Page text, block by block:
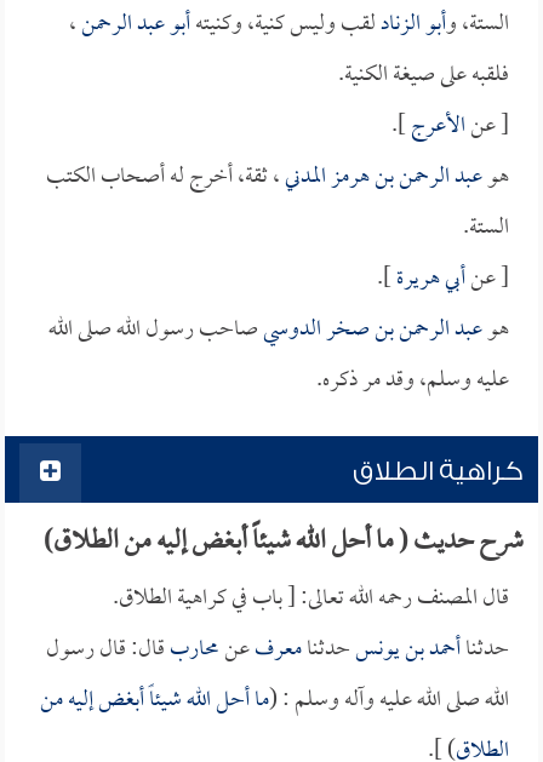
الستة، وأبو الزنادلقب وليس كنية، وكنيتهأبو عبد الرحمن،
فلقبه على صيغة الكنية.
[ عنالأعرج].
هوعبد الرحمن بن هرمز المدني، ثقة، أخرج له أصحاب الكتب
الستة.
[ عنأبي هريرة].
هوعبد الرحمن بن صخر الدوسيصاحب رسول الله صلى الله
عليه وسلم، وقد مر ذكره.
كراهية الطلاق
شرح حديث ( ما أحل الله شيئاً أبغض إليه من الطلاق)
قال المصنف رحمه الله تعالى: [ باب في كراهية الطلاق.
حدثناأحمد بن يونسحدثنامعرفعنمحاربقال: قال رسول
الله صلى الله عليه وآله وسلم : (ما أحل الله شيئاً أبغض إليه من
الطلاق) ].